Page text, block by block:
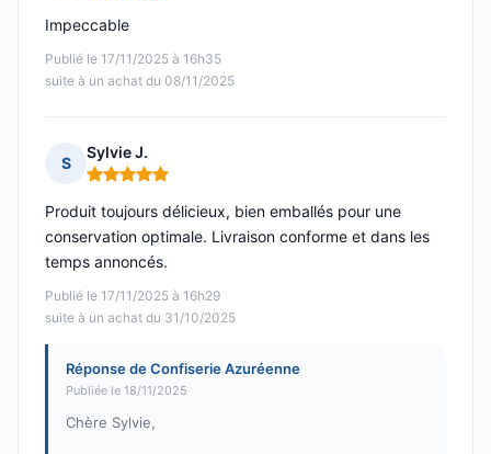
Publié le 17/11/2025 à 16h35
suite à un achat du 08/11/2025
Impeccable
S
Sylvie J.
Note : 5 sur 5
Publié le 17/11/2025 à 16h29
suite à un achat du 31/10/2025
Produit toujours délicieux, bien emballés pour une
conservation optimale. Livraison conforme et dans les
temps annoncés.
Réponse de Confiserie Azuréenne
Publiée le 18/11/2025
Chère Sylvie,